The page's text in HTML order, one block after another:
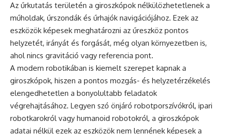
Az űrkutatás területén a giroszkópok nélkülözhetetlenek a
műholdak, űrszondák és űrhajók navigációjához. Ezek az
eszközök képesek meghatározni az űreszköz pontos
helyzetét, irányát és forgását, még olyan környezetben is,
ahol nincs gravitáció vagy referencia pont.
A modern robotikában is kiemelt szerepet kapnak a
giroszkópok, hiszen a pontos mozgás- és helyzetérzékelés
elengedhetetlen a bonyolultabb feladatok
végrehajtásához. Legyen szó önjáró robotporszívókról, ipari
robotkarokról vagy humanoid robotokról, a giroszkópok
adatai nélkül ezek az eszközök nem lennének képesek a